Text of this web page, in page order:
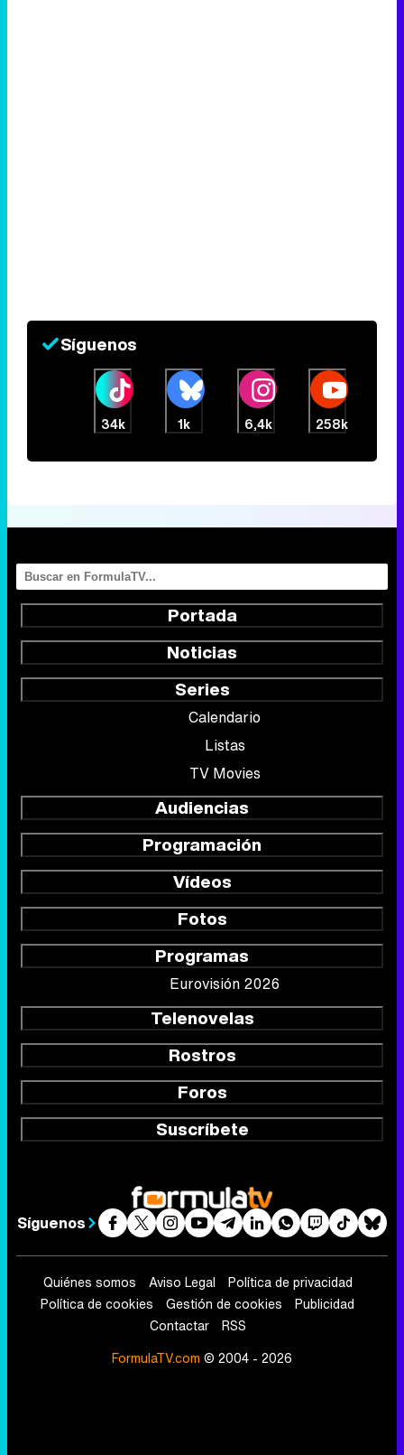
Síguenos
34k 1k 6,4k 258k
Portada
Noticias
Series
Calendario
Listas
TV Movies
Audiencias
Programación
Vídeos
Fotos
Programas
Eurovisión 2026
Telenovelas
Rostros
Foros
Suscríbete
Síguenos
Quiénes somos Aviso Legal
Política de privacidad
Política de cookies
Gestión de cookies
Publicidad
Contactar
RSS
FormulaTV.com © 2004 - 2026